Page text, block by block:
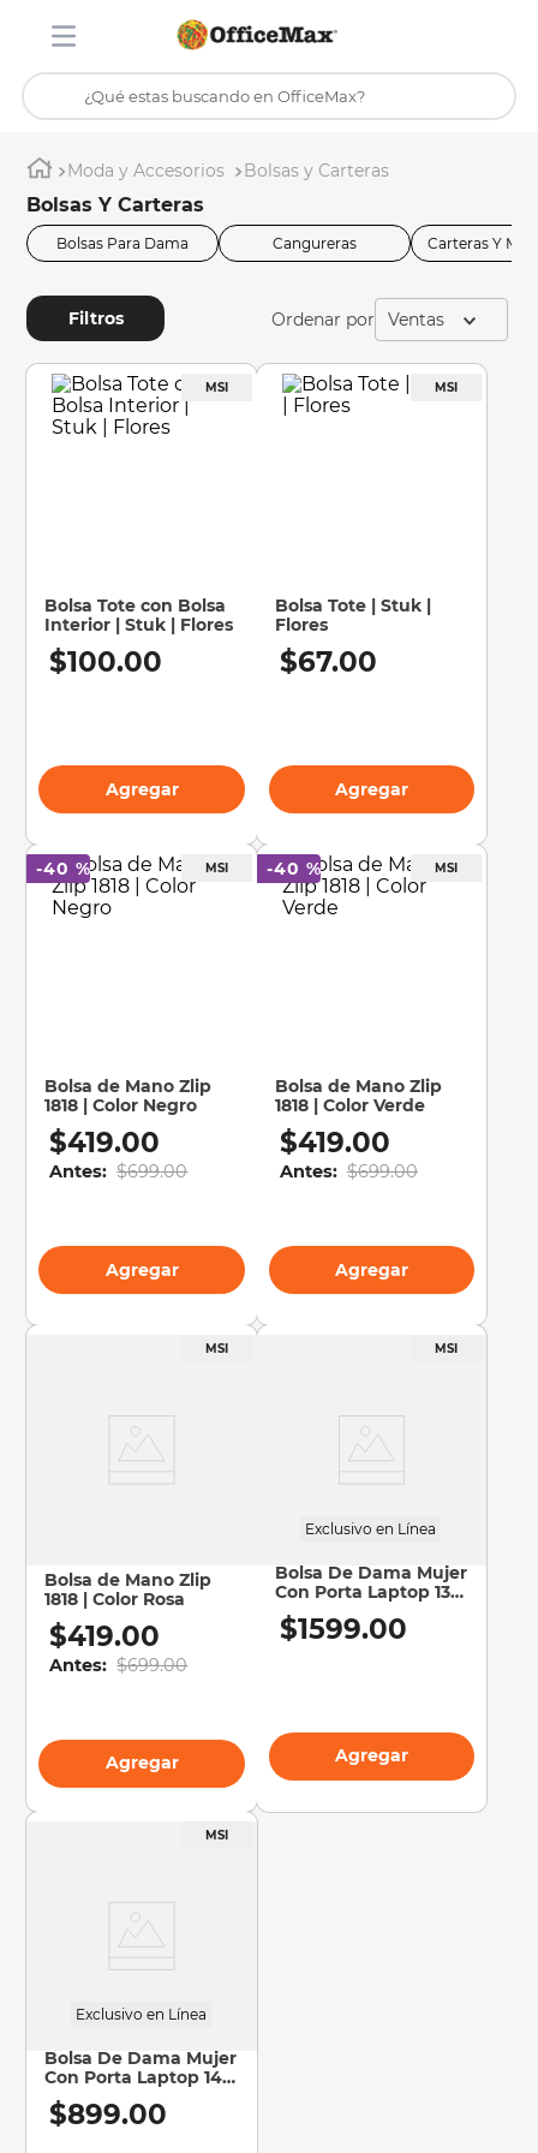
¿Qué estas buscando en OfficeMax?
Inicio Tienda
Moda y Accesorios Bolsas y Carteras
Bolsas Y Carteras
Bolsas Para Dama Cangureras Carteras Y
Filtros Ventas
Bolsa Tote con Bolsa
Interior | Stuk | Flores
$100.00
Agregar
Bolsa Tote | Stuk |
Flores
$67.00
Agregar
-40 %
Bolsa de Mano Zlip
1818 | Color Negro
Antes: $699.00
$419.00
Agregar
-40 %
Bolsa de Mano Zlip
1818 | Color Verde
Antes: $699.00
$419.00
Agregar
Bolsa de Mano Zlip
1818 | Color Rosa
Antes: $699.00
$419.00
Agregar
Exclusivo en Línea
Bolsa De Dama Mujer
Con Porta Laptop 13
Tote Adelaide 2 2.0
$1599.00
Agregar
Exclusivo en Línea
Bolsa De Dama Mujer
Con Porta Laptop 14
Tote Smooth L
$899.00
TÉRMINOS MÁS BUSCADOS
ojo turco
.
stitch
flores
mochilas
stuk